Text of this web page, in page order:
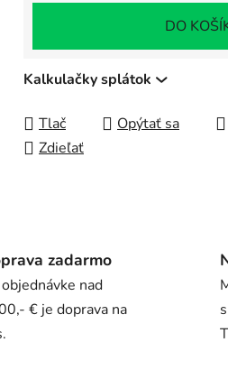
DO
Kalkulačky splátok
Tlač Opýtať sa
Zdieľať
zadarmo
nad
€ je doprava na